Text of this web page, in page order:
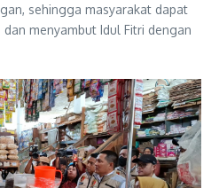
sehingga masyarakat dapat
menyambut Idul Fitri dengan